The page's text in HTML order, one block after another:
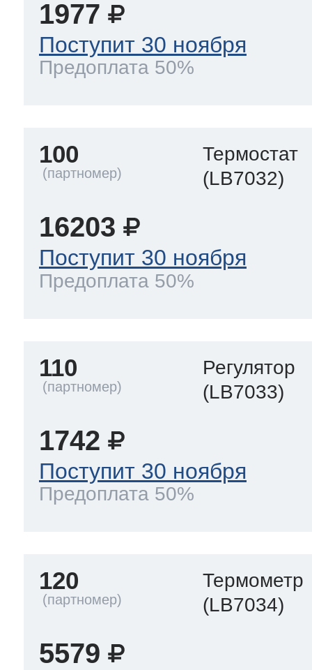
1977
Поступит 30 ноября
Предоплата 50%
100
Термостат
(LB7032)
16203
Поступит 30 ноября
Предоплата 50%
110
Регулятор
(LB7033)
1742
Поступит 30 ноября
Предоплата 50%
120
Термометр
(LB7034)
5579